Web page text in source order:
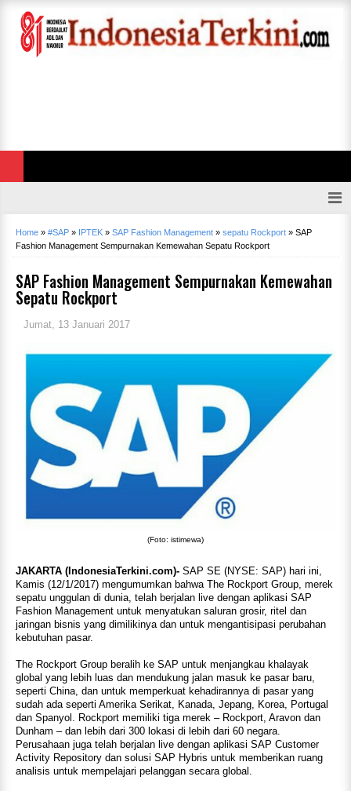
Home » #SAP » IPTEK » SAP Fashion Management » sepatu Rockport » SAP
Fashion Management Sempurnakan Kemewahan Sepatu Rockport
SAP Fashion Management Sempurnakan Kemewahan
Sepatu Rockport
Jumat, 13 Januari 2017
(Foto: istimewa)
JAKARTA (IndonesiaTerkini.com)- SAP SE (NYSE: SAP) hari ini,
Kamis (12/1/2017) mengumumkan bahwa The Rockport Group, merek
sepatu unggulan di dunia, telah berjalan live dengan aplikasi SAP
Fashion Management untuk menyatukan saluran grosir, ritel dan
jaringan bisnis yang dimilikinya dan untuk mengantisipasi perubahan
kebutuhan pasar.
The Rockport Group beralih ke SAP untuk menjangkau khalayak
global yang lebih luas dan mendukung jalan masuk ke pasar baru,
seperti China, dan untuk memperkuat kehadirannya di pasar yang
sudah ada seperti Amerika Serikat, Kanada, Jepang, Korea, Portugal
dan Spanyol. Rockport memiliki tiga merek – Rockport, Aravon dan
Dunham – dan lebih dari 300 lokasi di lebih dari 60 negara.
Perusahaan juga telah berjalan live dengan aplikasi SAP Customer
Activity Repository dan solusi SAP Hybris untuk memberikan ruang
analisis untuk mempelajari pelanggan secara global.